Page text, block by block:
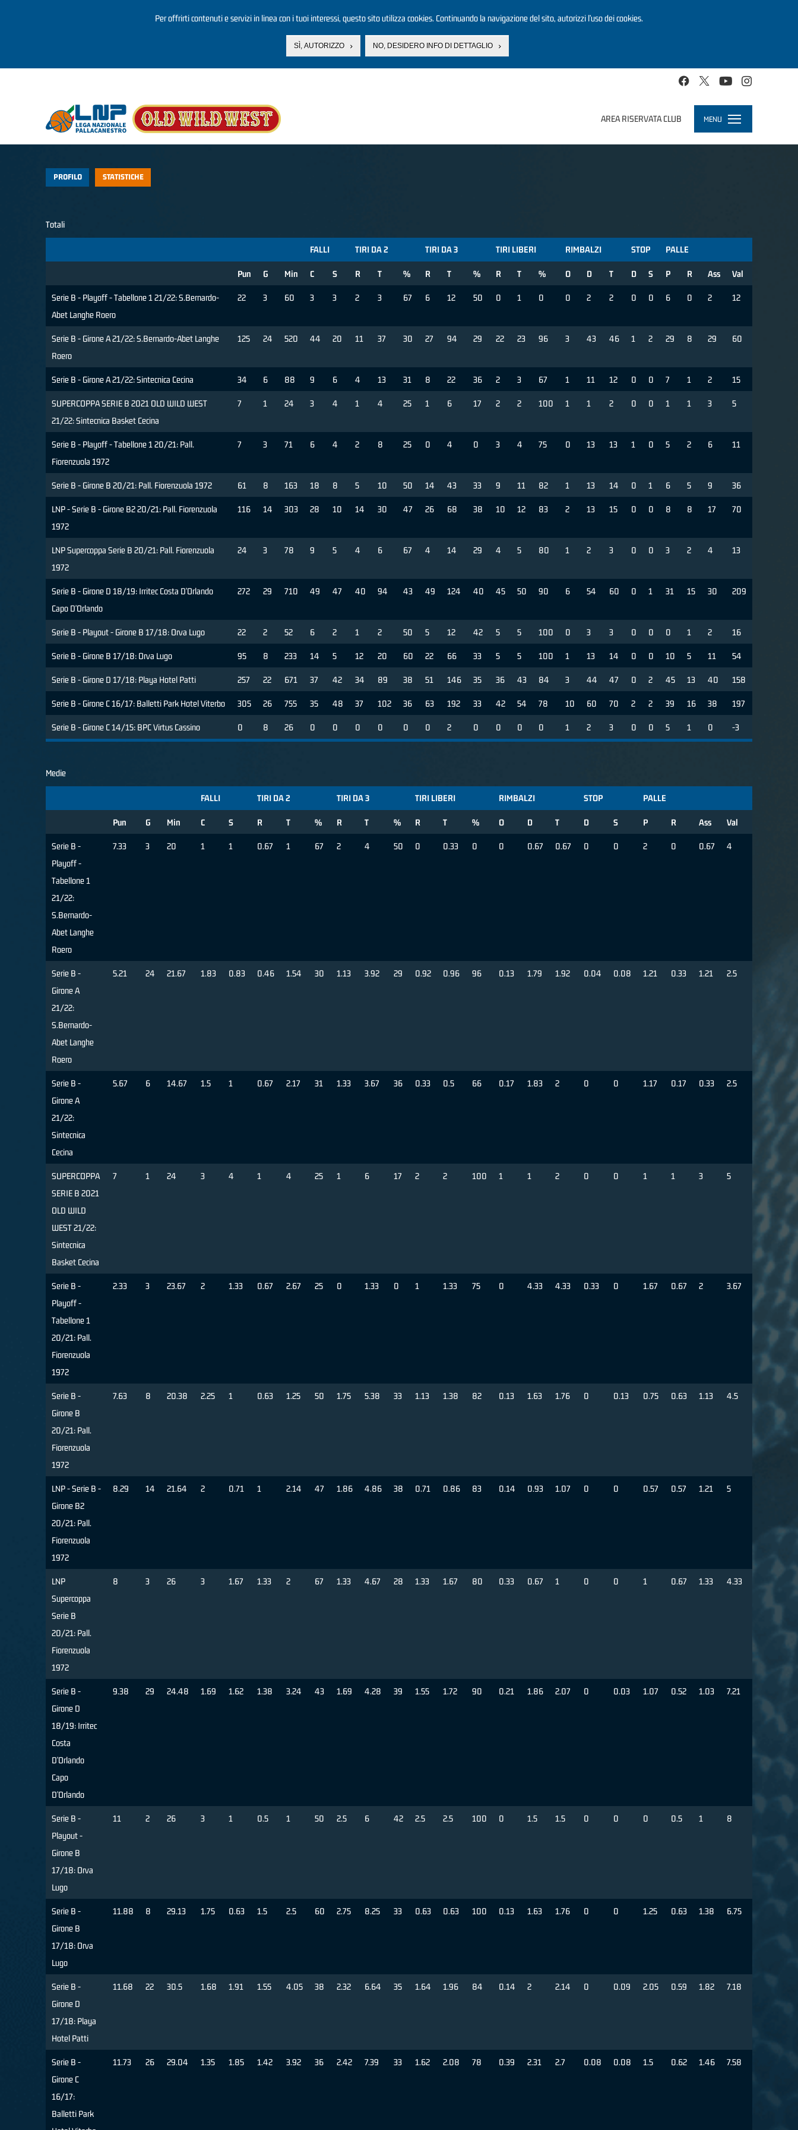
Per offrirti contenuti e servizi in linea con i tuoi interessi, questo sito utilizza cookies. Continuando la navigazione del sito, autorizzi l’uso dei cookies.
SÌ, AUTORIZZO NO, DESIDERO INFO DI DETTAGLIO
AREA RISERVATA CLUB MENU
Toggle
navigation
PROFILO STATISTICHE
Totali
FALLI TIRI DA 2 TIRI DA 3 TIRI LIBERI RIMBALZI STOP PALLE
Pun G Min C S R T % R T % R T % O D T D S P R Ass Val
Serie B - Playoff - Tabellone 1 21/22: S.Bernardo-
Abet Langhe Roero
22 3 60 3 3 2 3 67 6 12 50 0 1 0 0 2 2 0 0 6 0 2 12
Serie B - Girone A 21/22: S.Bernardo-Abet Langhe
Roero
125 24 520 44 20 11 37 30 27 94 29 22 23 96 3 43 46 1 2 29 8 29 60
Serie B - Girone A 21/22: Sintecnica Cecina 34 6 88 9 6 4 13 31 8 22 36 2 3 67 1 11 12 0 0 7 1 2 15
SUPERCOPPA SERIE B 2021 OLD WILD WEST
21/22: Sintecnica Basket Cecina
7 1 24 3 4 1 4 25 1 6 17 2 2 100 1 1 2 0 0 1 1 3 5
Serie B - Playoff - Tabellone 1 20/21: Pall.
Fiorenzuola 1972
7 3 71 6 4 2 8 25 0 4 0 3 4 75 0 13 13 1 0 5 2 6 11
Serie B - Girone B 20/21: Pall. Fiorenzuola 1972 61 8 163 18 8 5 10 50 14 43 33 9 11 82 1 13 14 0 1 6 5 9 36
LNP - Serie B - Girone B2 20/21: Pall. Fiorenzuola
1972
116 14 303 28 10 14 30 47 26 68 38 10 12 83 2 13 15 0 0 8 8 17 70
LNP Supercoppa Serie B 20/21: Pall. Fiorenzuola
1972
24 3 78 9 5 4 6 67 4 14 29 4 5 80 1 2 3 0 0 3 2 4 13
Serie B - Girone D 18/19: Irritec Costa D'Orlando
Capo D'Orlando
272 29 710 49 47 40 94 43 49 124 40 45 50 90 6 54 60 0 1 31 15 30 209
Serie B - Playout - Girone B 17/18: Orva Lugo 22 2 52 6 2 1 2 50 5 12 42 5 5 100 0 3 3 0 0 0 1 2 16
Serie B - Girone B 17/18: Orva Lugo 95 8 233 14 5 12 20 60 22 66 33 5 5 100 1 13 14 0 0 10 5 11 54
Serie B - Girone D 17/18: Playa Hotel Patti 257 22 671 37 42 34 89 38 51 146 35 36 43 84 3 44 47 0 2 45 13 40 158
Serie B - Girone C 16/17: Balletti Park Hotel Viterbo 305 26 755 35 48 37 102 36 63 192 33 42 54 78 10 60 70 2 2 39 16 38 197
Serie B - Girone C 14/15: BPC Virtus Cassino 0 8 26 0 0 0 0 0 0 2 0 0 0 0 1 2 3 0 0 5 1 0 -3
Medie
FALLI TIRI DA 2 TIRI DA 3 TIRI LIBERI RIMBALZI STOP PALLE
Pun G Min C S R T % R T % R T % O D T D S P R Ass Val
Serie B -
Playoff -
Tabellone 1
21/22:
S.Bernardo-
Abet Langhe
Roero
7.33 3 20 1 1 0.67 1 67 2 4 50 0 0.33 0 0 0.67 0.67 0 0 2 0 0.67 4
Serie B -
Girone A
21/22:
S.Bernardo-
Abet Langhe
Roero
5.21 24 21.67 1.83 0.83 0.46 1.54 30 1.13 3.92 29 0.92 0.96 96 0.13 1.79 1.92 0.04 0.08 1.21 0.33 1.21 2.5
Serie B -
Girone A
21/22:
Sintecnica
Cecina
5.67 6 14.67 1.5 1 0.67 2.17 31 1.33 3.67 36 0.33 0.5 66 0.17 1.83 2 0 0 1.17 0.17 0.33 2.5
SUPERCOPPA
SERIE B 2021
OLD WILD
WEST 21/22:
Sintecnica
Basket Cecina
7 1 24 3 4 1 4 25 1 6 17 2 2 100 1 1 2 0 0 1 1 3 5
Serie B -
Playoff -
Tabellone 1
20/21: Pall.
Fiorenzuola
1972
2.33 3 23.67 2 1.33 0.67 2.67 25 0 1.33 0 1 1.33 75 0 4.33 4.33 0.33 0 1.67 0.67 2 3.67
Serie B -
Girone B
20/21: Pall.
Fiorenzuola
1972
7.63 8 20.38 2.25 1 0.63 1.25 50 1.75 5.38 33 1.13 1.38 82 0.13 1.63 1.76 0 0.13 0.75 0.63 1.13 4.5
LNP - Serie B -
Girone B2
20/21: Pall.
Fiorenzuola
1972
8.29 14 21.64 2 0.71 1 2.14 47 1.86 4.86 38 0.71 0.86 83 0.14 0.93 1.07 0 0 0.57 0.57 1.21 5
LNP
Supercoppa
Serie B
20/21: Pall.
Fiorenzuola
1972
8 3 26 3 1.67 1.33 2 67 1.33 4.67 28 1.33 1.67 80 0.33 0.67 1 0 0 1 0.67 1.33 4.33
Serie B -
Girone D
18/19: Irritec
Costa
D'Orlando
Capo
D'Orlando
9.38 29 24.48 1.69 1.62 1.38 3.24 43 1.69 4.28 39 1.55 1.72 90 0.21 1.86 2.07 0 0.03 1.07 0.52 1.03 7.21
Serie B -
Playout -
Girone B
17/18: Orva
Lugo
11 2 26 3 1 0.5 1 50 2.5 6 42 2.5 2.5 100 0 1.5 1.5 0 0 0 0.5 1 8
Serie B -
Girone B
17/18: Orva
Lugo
11.88 8 29.13 1.75 0.63 1.5 2.5 60 2.75 8.25 33 0.63 0.63 100 0.13 1.63 1.76 0 0 1.25 0.63 1.38 6.75
Serie B -
Girone D
17/18: Playa
Hotel Patti
11.68 22 30.5 1.68 1.91 1.55 4.05 38 2.32 6.64 35 1.64 1.96 84 0.14 2 2.14 0 0.09 2.05 0.59 1.82 7.18
Serie B -
Girone C
16/17:
Balletti Park
11.73 26 29.04 1.35 1.85 1.42 3.92 36 2.42 7.39 33 1.62 2.08 78 0.39 2.31 2.7 0.08 0.08 1.5 0.62 1.46 7.58